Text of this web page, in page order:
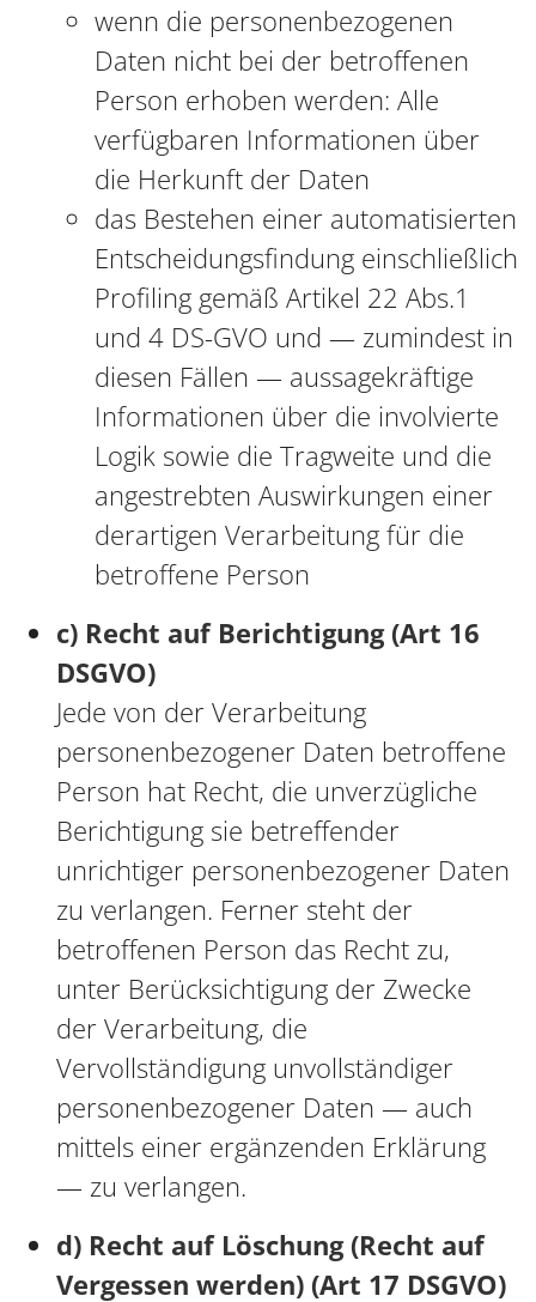
wenn die personenbezogenen
Daten nicht bei der betroffenen
Person erhoben werden: Alle
verfügbaren Informationen über
die Herkunft der Daten
das Bestehen einer automatisierten
Entscheidungsfindung einschließlich
Profiling gemäß Artikel 22 Abs.1
und 4 DS-GVO und — zumindest in
diesen Fällen — aussagekräftige
Informationen über die involvierte
Logik sowie die Tragweite und die
angestrebten Auswirkungen einer
derartigen Verarbeitung für die
betroffene Person
c) Recht auf Berichtigung (Art 16
DSGVO)
Jede von der Verarbeitung
personenbezogener Daten betroffene
Person hat Recht, die unverzügliche
Berichtigung sie betreffender
unrichtiger personenbezogener Daten
zu verlangen. Ferner steht der
betroffenen Person das Recht zu,
unter Berücksichtigung der Zwecke
der Verarbeitung, die
Vervollständigung unvollständiger
personenbezogener Daten — auch
mittels einer ergänzenden Erklärung
— zu verlangen.
d) Recht auf Löschung (Recht auf
Vergessen werden) (Art 17 DSGVO)